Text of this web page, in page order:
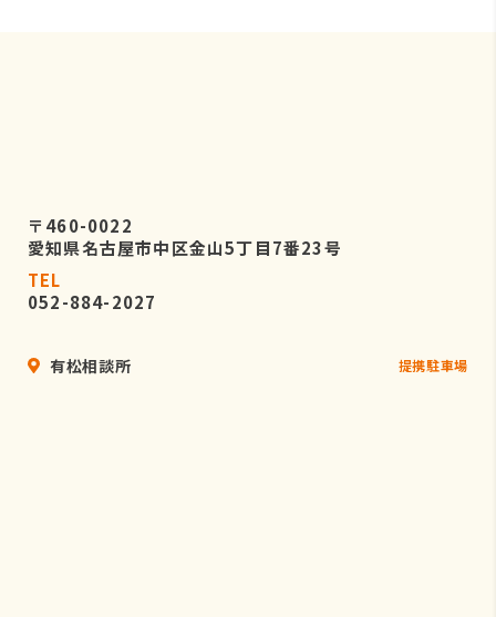
その際、弊社はお客様ご本人を確認さ
せていただいたうえで、合理的な期間
内に対応いたします。
先は、次の通りです。
〒460-0022
愛知県名古屋市中区金山5丁目7番23号
TEL
052-884-2027
有松相談所 提携駐車場